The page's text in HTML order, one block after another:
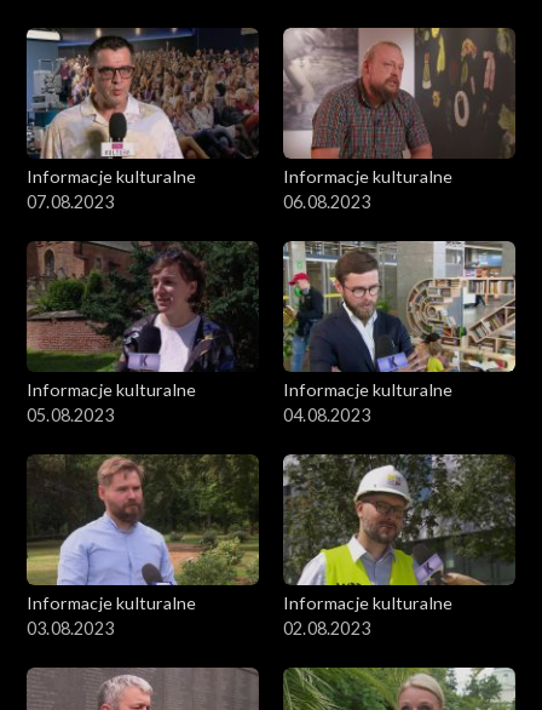
Informacje kulturalne
07.08.2023
Informacje kulturalne
06.08.2023
Informacje kulturalne
05.08.2023
Informacje kulturalne
04.08.2023
Informacje kulturalne
03.08.2023
Informacje kulturalne
02.08.2023